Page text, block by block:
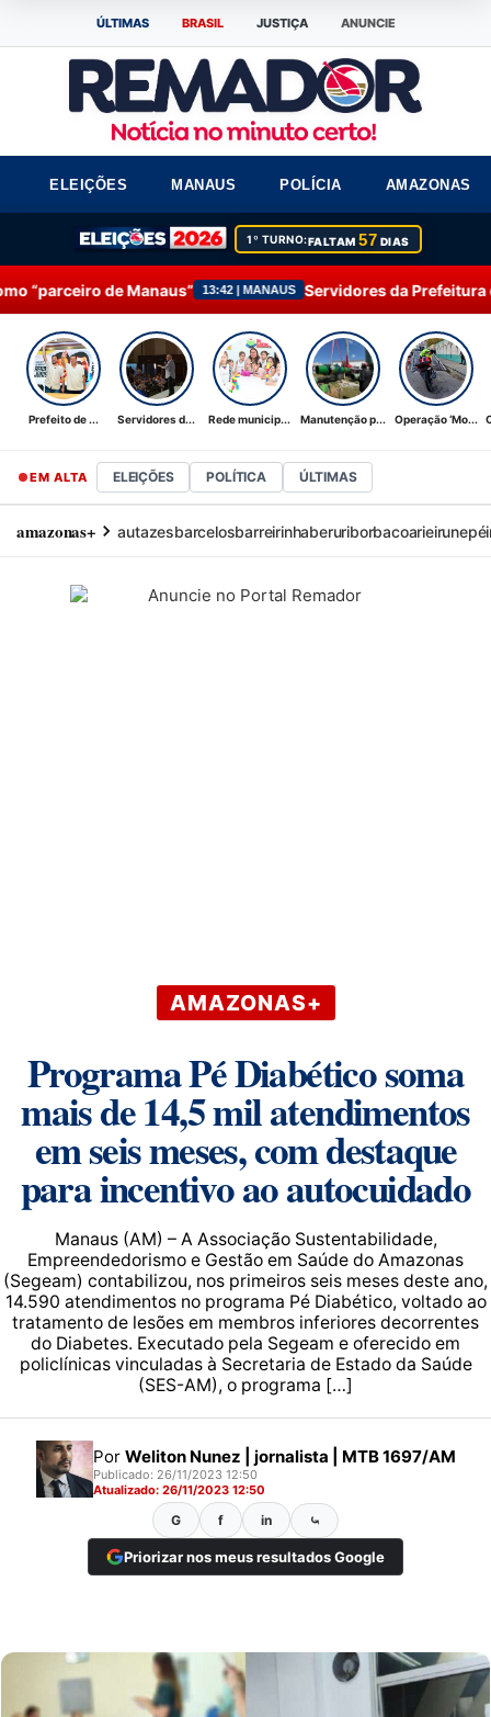
ÚLTIMAS BRASIL JUSTIÇA ANUNCIE
ELEIÇÕES MANAUS POLÍCIA AMAZONAS
1º TURNO:FALTAM57 DIAS
13:42 | MANAUS Servidores da Prefeitura de Manaus
Prefeito de ... Servidores d... Rede municip... Manutenção p... Operação ‘Mo...
EM ALTA ELEIÇÕES POLÍTICA ÚLTIMAS
amazonas+ autazesbarcelosbarreirinhaberuriborbacoarieirunepé
AMAZONAS+
Programa Pé Diabético soma
mais de 14,5 mil atendimentos
em seis meses, com destaque
para incentivo ao autocuidado
Manaus (AM) – A Associação Sustentabilidade,
Empreendedorismo e Gestão em Saúde do Amazonas
(Segeam) contabilizou, nos primeiros seis meses deste ano,
14.590 atendimentos no programa Pé Diabético, voltado ao
tratamento de lesões em membros inferiores decorrentes
do Diabetes. Executado pela Segeam e oferecido em
policlínicas vinculadas à Secretaria de Estado da Saúde
(SES-AM), o programa […]
Por Weliton Nunez | jornalista | MTB 1697/AM
Publicado: 26/11/2023 12:50
Atualizado: 26/11/2023 12:50
G f in ⤿
Priorizar nos meus resultados Google